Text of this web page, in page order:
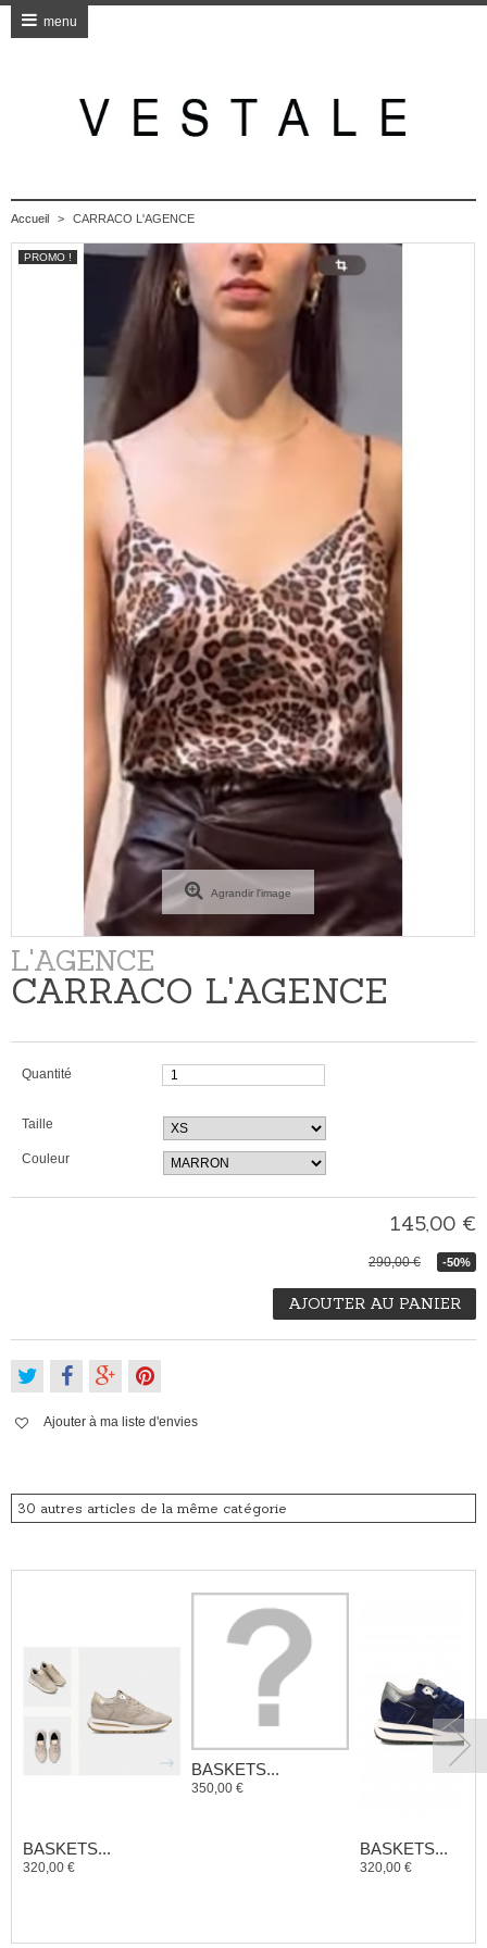
menu
Accueil > CARRACO L'AGENCE
PROMO !
Agrandir l'image
L'AGENCE
CARRACO L'AGENCE
Quantité
Taille
Couleur
145,00 €
-50%
290,00 €
AJOUTER AU PANIER
Ajouter à ma liste d'envies
30 autres articles de la même catégorie
BASKETS...
320,00 €
BASKETS...
350,00 €
BASKETS...
320,00 €